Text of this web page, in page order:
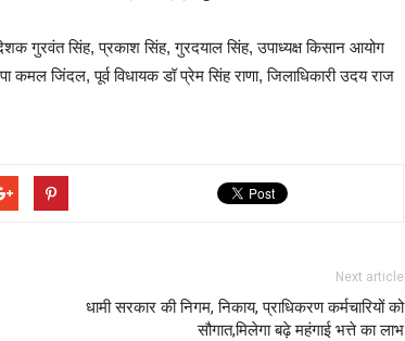
गुरवंत सिंह, प्रकाश सिंह, गुरदयाल सिंह, उपाध्यक्ष किसान आयोग
कमल जिंदल, पूर्व विधायक डॉ प्रेम सिंह राणा, जिलाधिकारी उदय राज
Next article
धामी सरकार की निगम, निकाय, प्राधिकरण कर्मचारियों को
सौगात,मिलेगा बढ़े महंगाई भत्ते का लाभ